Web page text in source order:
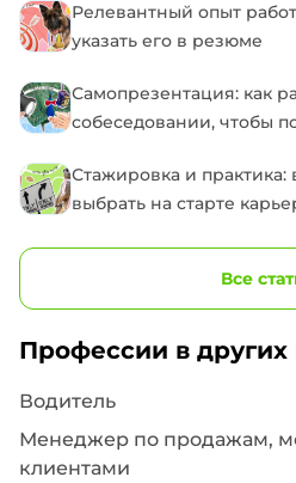
Релевантный опыт
указать его в резюме
Самопрезентация: как
собеседовании, чтобы
Стажировка и
выбрать на старте
Все
Профессии в других
Водитель
Менеджер по продажам,
клиентами